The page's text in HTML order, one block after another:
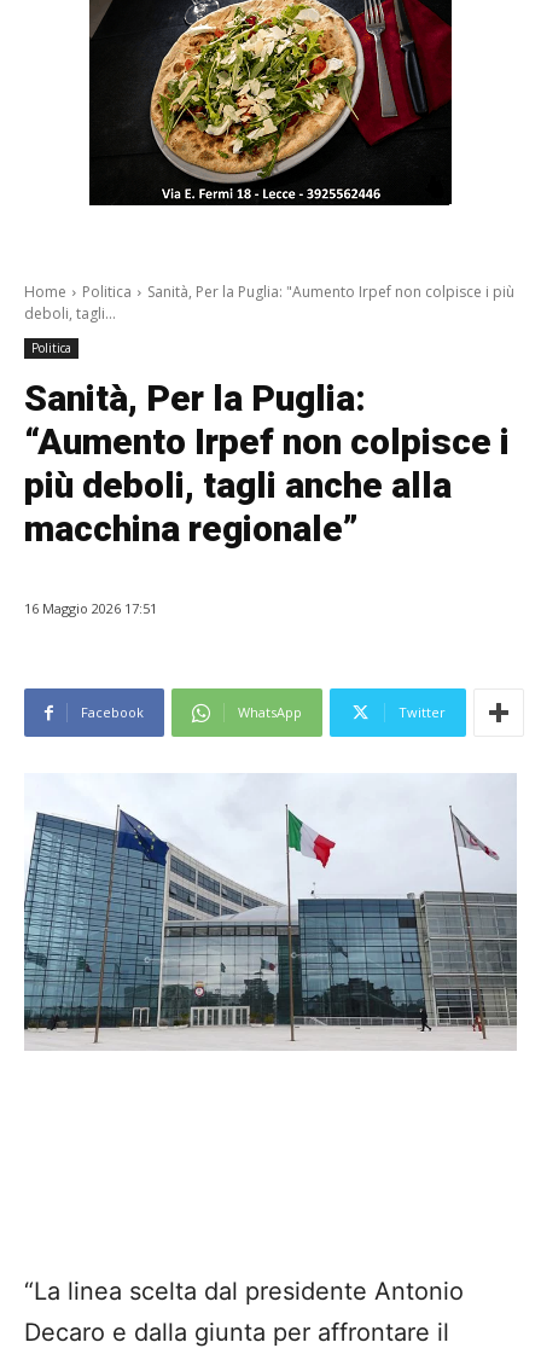
Home Politica
Sanità, Per la Puglia: "Aumento Irpef non colpisce i più
deboli, tagli...
Politica
Sanità, Per la Puglia:
“Aumento Irpef non colpisce i
più deboli, tagli anche alla
macchina regionale”
16 Maggio 2026 17:51
Facebook WhatsApp Twitter
“La linea scelta dal presidente Antonio
Decaro e dalla giunta per affrontare il